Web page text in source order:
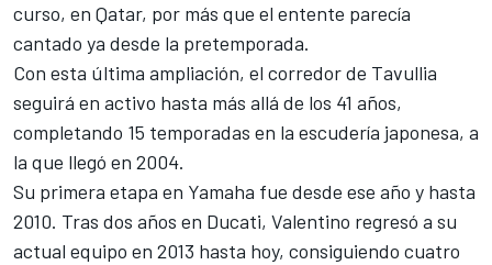
curso, en Qatar, por más que el entente parecía
cantado ya desde la pretemporada.
Con esta última ampliación, el corredor de Tavullia
seguirá en activo hasta más allá de los 41 años,
completando 15 temporadas en la escudería japonesa, a
la que llegó en 2004.
Su primera etapa en Yamaha fue desde ese año y hasta
2010. Tras dos años en Ducati, Valentino regresó a su
actual equipo en 2013 hasta hoy, consiguiendo cuatro